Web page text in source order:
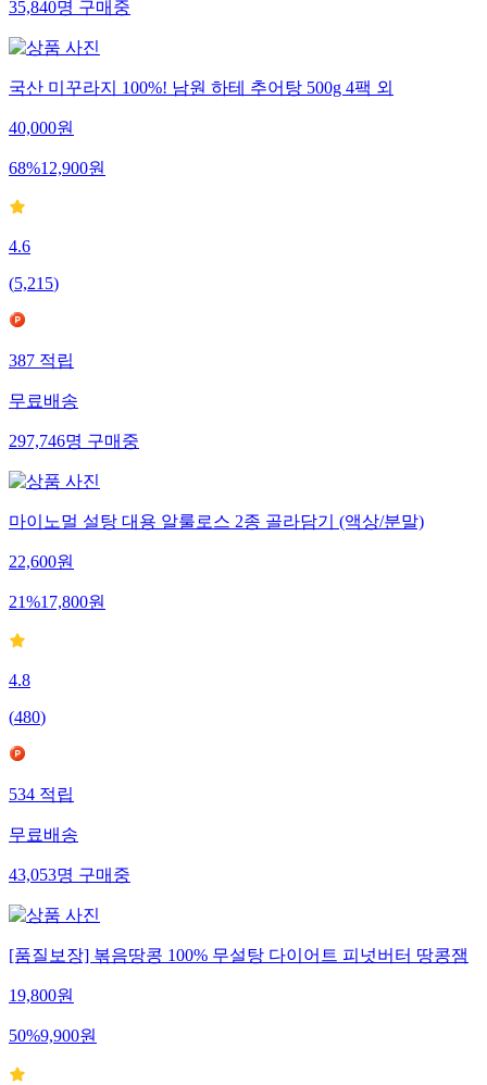
35,840명구매중
국산 미꾸라지 100%! 남원 하테 추어탕 500g 4팩 외
40,000원
68%12,900원
4.6
(5,215)
387적립
무료배송
297,746명구매중
마이노멀 설탕 대용 알룰로스 2종 골라담기 (액상/분말)
22,600원
21%17,800원
4.8
(480)
534적립
무료배송
43,053명구매중
[품질보장] 볶음땅콩 100% 무설탕 다이어트 피넛버터 땅콩잼
19,800원
50%9,900원